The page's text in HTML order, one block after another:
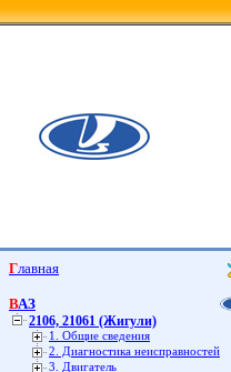
Главная
ВАЗ
2106, 21061 (Жигули)
1. Общие сведения
2. Диагностика неисправностей
3. Двигатель